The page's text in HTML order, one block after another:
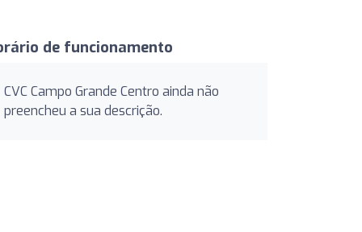
de funcionamento
CVC Campo Grande Centro ainda não
preencheu a sua descrição.